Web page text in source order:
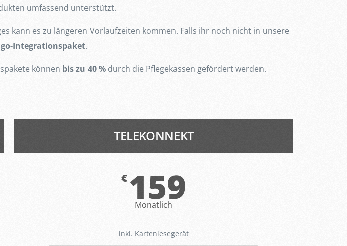
umfassend unterstützt.
kann es zu längeren Vorlaufzeiten kommen. Falls ihr noch nicht in unsere
Integrationspaket.
können bis zu 40 % durch die Pflegekassen gefördert werden.
TELEKONNEKT
€ 159
Monatlich
inkl. Kartenlesegerät